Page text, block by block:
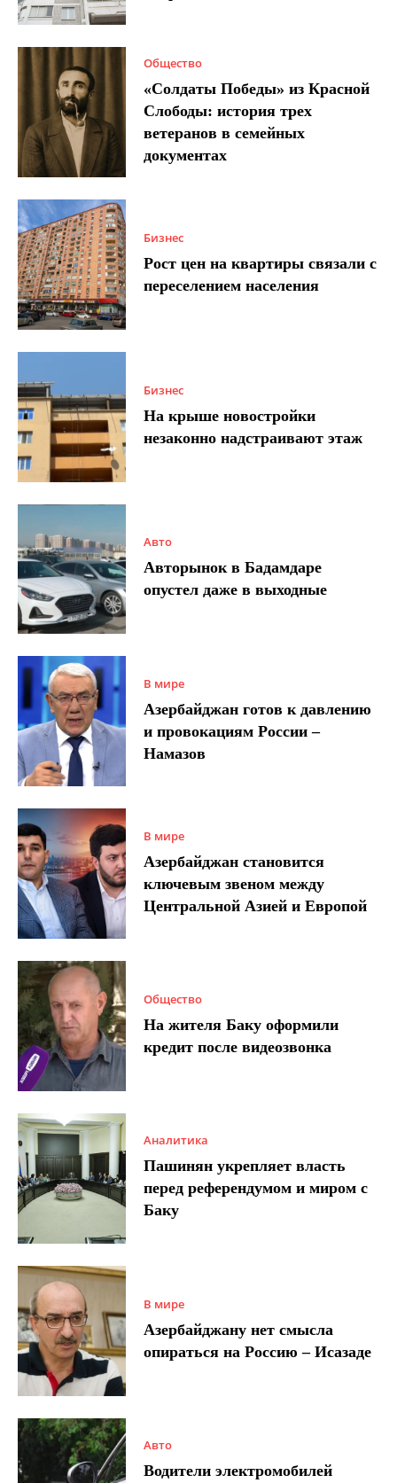
Общество
«Солдаты Победы» из Красной
Слободы: история трех
ветеранов в семейных
документах
Бизнес
Рост цен на квартиры связали с
переселением населения
Бизнес
На крыше новостройки
незаконно надстраивают этаж
Авто
Авторынок в Бадамдаре
опустел даже в выходные
В мире
Азербайджан готов к давлению
и провокациям России –
Намазов
В мире
Азербайджан становится
ключевым звеном между
Центральной Азией и Европой
Общество
На жителя Баку оформили
кредит после видеозвонка
Аналитика
Пашинян укрепляет власть
перед референдумом и миром с
Баку
В мире
Азербайджану нет смысла
опираться на Россию – Исазаде
Авто
Водители электромобилей